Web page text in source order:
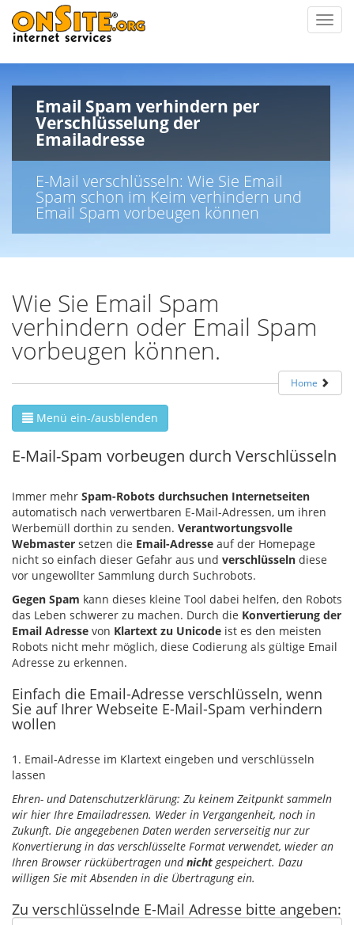
Email Spam verhindern per
Verschlüsselung der
Emailadresse
E-Mail verschlüsseln: Wie Sie Email
Spam schon im Keim verhindern und
Email Spam vorbeugen können
Wie Sie Email Spam
verhindern oder Email Spam
vorbeugen können.
Home
Menü ein-/ausblenden
E-Mail-Spam vorbeugen durch Verschlüsseln
Immer mehr Spam-Robots durchsuchen Internetseiten
automatisch nach verwertbaren E-Mail-Adressen, um ihren
Werbemüll dorthin zu senden. Verantwortungsvolle
Webmaster setzen die Email-Adresse auf der Homepage
nicht so einfach dieser Gefahr aus und verschlüsseln diese
vor ungewollter Sammlung durch Suchrobots.
Gegen Spam kann dieses kleine Tool dabei helfen, den Robots
das Leben schwerer zu machen. Durch die Konvertierung der
Email Adresse von Klartext zu Unicode ist es den meisten
Robots nicht mehr möglich, diese Codierung als gültige Email
Adresse zu erkennen.
Einfach die Email-Adresse verschlüsseln, wenn
Sie auf Ihrer Webseite E-Mail-Spam verhindern
wollen
1. Email-Adresse im Klartext eingeben und verschlüsseln
lassen
Ehren- und Datenschutzerklärung: Zu keinem Zeitpunkt sammeln
wir hier Ihre Emailadressen. Weder in Vergangenheit, noch in
Zukunft. Die angegebenen Daten werden serverseitig nur zur
Konvertierung in das verschlüsselte Format verwendet, wieder an
Ihren Browser rückübertragen undnichtgespeichert. Dazu
willigen Sie mit Absenden in die Übertragung ein.
Zu verschlüsselnde E-Mail Adresse bitte angeben: